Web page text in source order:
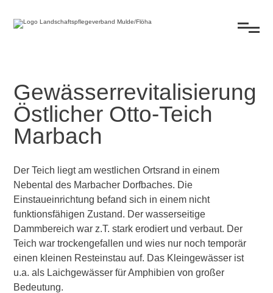
Gewässerrevitalisierung
Östlicher Otto-Teich
Marbach
Der Teich liegt am westlichen Ortsrand in einem
Nebental des Marbacher Dorfbaches. Die
Einstaueinrichtung befand sich in einem nicht
funktionsfähigen Zustand. Der wasserseitige
Dammbereich war z.T. stark erodiert und verbaut. Der
Teich war trockengefallen und wies nur noch temporär
einen kleinen Resteinstau auf. Das Kleingewässer ist
u.a. als Laichgewässer für Amphibien von großer
Bedeutung.